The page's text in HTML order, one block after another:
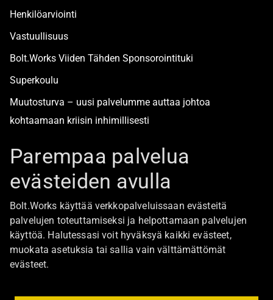
Henkilöarviointi
Vastuullisuus
Bolt.Works Viiden Tähden Sponsorointituki
Superkoulu
Muutosturva – uusi palvelumme auttaa johtoa
kohtaamaan kriisin inhimillisesti
Boltista
Töihin Bolt.Worksin toimistolle
Ajankohtaista
Ota yhteyttä
Parempaa palvelua
evästeiden avulla
Bolt.Works käyttää verkkopalveluissaan evästeitä
palvelujen toteuttamiseksi ja helpottamaan palvelujen
käyttöä. Halutessasi voit hyväksyä kaikki evästeet,
muokata asetuksia tai sallia vain välttämättömät
evästeet.